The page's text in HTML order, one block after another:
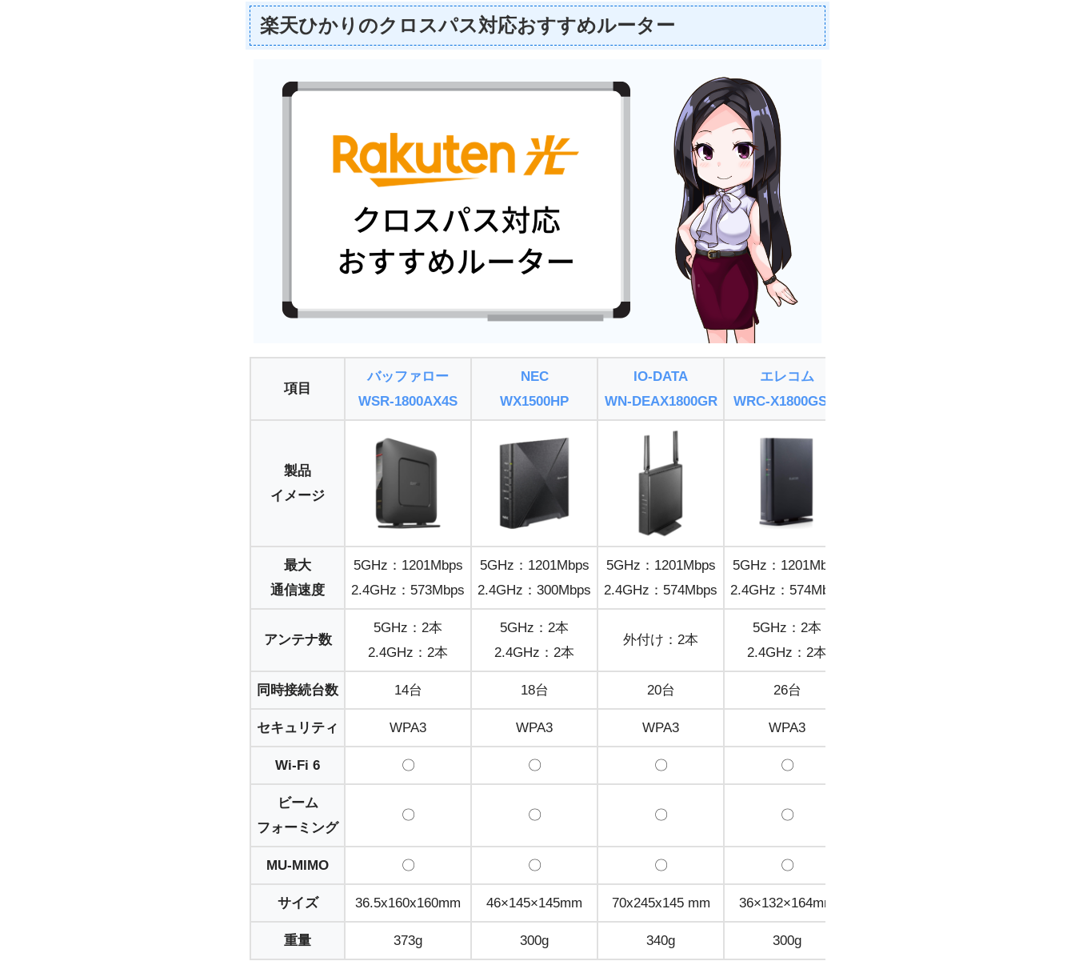
楽天ひかりのクロスパス対応おすすめルーター
項目
バッファロー
WSR-1800AX4S
NEC
WX1500HP
IO-DATA
WN-DEAX1800GR
エレコム
WRC-X1800GS-B
製品
イメージ
最大
通信速度
5GHz：1201Mbps
2.4GHz：573Mbps
5GHz：1201Mbps
2.4GHz：300Mbps
5GHz：1201Mbps
2.4GHz：574Mbps
5GHz：1201Mbps
2.4GHz：574Mbps
アンテナ数
5GHz：2本
2.4GHz：2本
5GHz：2本
2.4GHz：2本
外付け：2本
5GHz：2本
2.4GHz：2本
同時接続台数 14台 18台 20台 26台
セキュリティ WPA3 WPA3 WPA3 WPA3
Wi-Fi 6 〇 〇 〇 〇
ビーム
フォーミング
〇 〇 〇 〇
MU-MIMO 〇 〇 〇 〇
サイズ 36.5x160x160mm 46×145×145mm 70x245x145 mm 36×132×164mm
重量 373g 300g 340g 300g